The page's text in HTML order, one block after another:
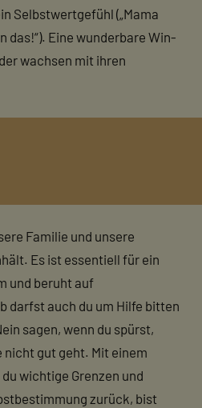
Selbstwertgefühl („Mama
das!“). Eine wunderbare Win-
wachsen mit ihren
Familie und unsere
Es ist essentiell für ein
und beruht auf
darfst auch du um Hilfe bitten
sagen, wenn du spürst,
nicht gut geht. Mit einem
wichtige Grenzen und
zurück, bist